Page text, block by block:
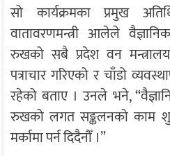
सो कार्यक्रमका प्रमुख
वातावरणमन्त्री आलेले
रुखको सबै प्रदेश वन
पत्राचार गरिएको र चाँडो
रहेको बताए । उनले भने,
रुखको लगत सङ्कलनको काम
मर्कामा पर्न दिदैनौँ ।”